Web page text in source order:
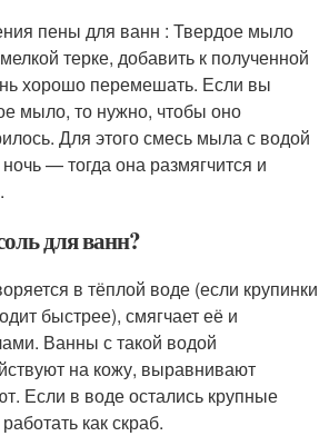
пены для ванн : Твердое мыло
терке, добавить к полученной
хорошо перемешать. Если вы
мыло, то нужно, чтобы оно
Для этого смесь мыла с водой
— тогда она размягчится и
для ванн?
в тёплой воде (если крупинки
быстрее), смягчает её и
Ванны с такой водой
на кожу, выравнивают
Если в воде остались крупные
как скраб.